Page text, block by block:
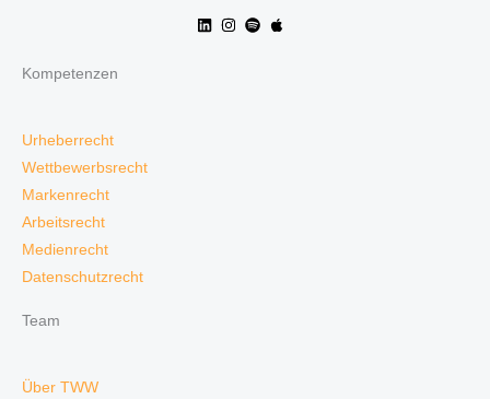
Kompetenzen
Urheberrecht
Wettbewerbsrecht
Markenrecht
Arbeitsrecht
Medienrecht
Datenschutzrecht
Team
Über TWW